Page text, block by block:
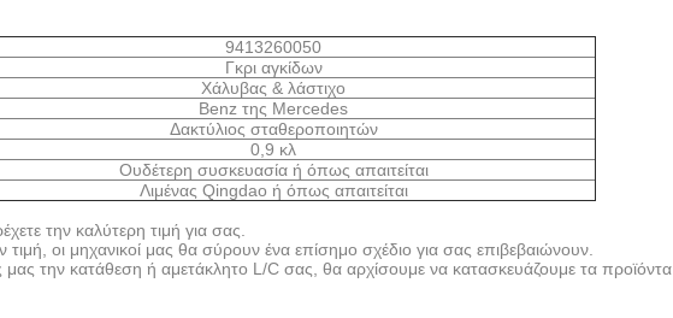
9413260050
Γκρι αγκίδων
Χάλυβας & λάστιχο
Benz της Mercedes
Δακτύλιος σταθεροποιητών
0,9 κλ
Ουδέτερη συσκευασία ή όπως απαιτείται
Λιμένας Qingdao ή όπως απαιτείται
την καλύτερη τιμή για σας.
οι μηχανικοί μας θα σύρουν ένα επίσημο σχέδιο για σας επιβεβαιώνουν.
την κατάθεση ή αμετάκλητο L/C σας, θα αρχίσουμε να κατασκευάζουμε τα προϊόντα